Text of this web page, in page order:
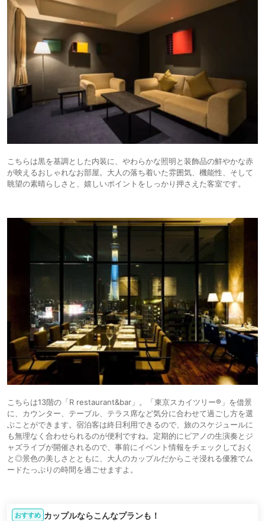
こちらは黒を基調とした内装に、やわらかな照明と装飾品の鮮やかな赤
が映えるおしゃれなお部屋。大人の落ち着いた雰囲気、機能性、そして
眺望の素晴らしさと、嬉しいポイントをしっかり押さえた客室です。
こちらは13階の「R restaurant&bar」。「東京スカイツリー®」を借景
に、カウンター、テーブル、テラス席など気分に合わせて過ごし方を選
ぶことができます。宿泊客は終日利用できるので、旅のスケジュールに
も無理なく合わせられるのが便利ですね。定期的にピアノの生演奏とジ
ャズライブが開催されるので、事前にイベント情報をチェックしておく
と◎景色の美しさとともに、大人のカップルだからこそ浸れる優雅でム
ードたっぷりの時間を過ごせますよ。
おすすめ カップルならこんなプランも！